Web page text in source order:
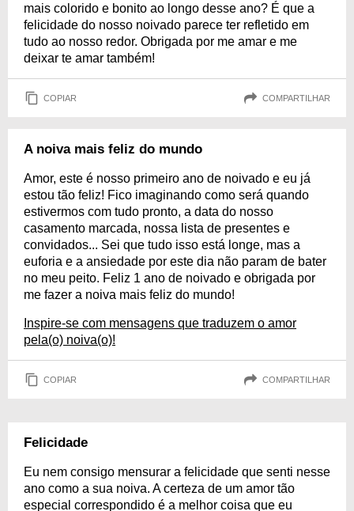
mais colorido e bonito ao longo desse ano? É que a
felicidade do nosso noivado parece ter refletido em
tudo ao nosso redor. Obrigada por me amar e me
deixar te amar também!
COPIAR COMPARTILHAR
A noiva mais feliz do mundo
Amor, este é nosso primeiro ano de noivado e eu já
estou tão feliz! Fico imaginando como será quando
estivermos com tudo pronto, a data do nosso
casamento marcada, nossa lista de presentes e
convidados... Sei que tudo isso está longe, mas a
euforia e a ansiedade por este dia não param de bater
no meu peito. Feliz 1 ano de noivado e obrigada por
me fazer a noiva mais feliz do mundo!
Inspire-se com mensagens que traduzem o amor
pela(o) noiva(o)!
COPIAR COMPARTILHAR
Felicidade
Eu nem consigo mensurar a felicidade que senti nesse
ano como a sua noiva. A certeza de um amor tão
especial correspondido é a melhor coisa que eu